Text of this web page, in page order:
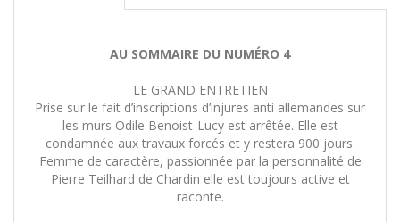
AU SOMMAIRE DU NUMÉRO 4
LE GRAND ENTRETIEN
Prise sur le fait d’inscriptions d’injures anti allemandes sur
les murs Odile Benoist-Lucy est arrêtée. Elle est
condamnée aux travaux forcés et y restera 900 jours.
Femme de caractère, passionnée par la personnalité de
Pierre Teilhard de Chardin elle est toujours active et
raconte.